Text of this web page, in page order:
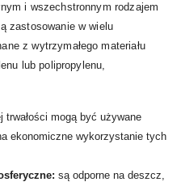
i wszechstronnym rodzajem
zastosowanie w wielu
z wytrzymałego materiału
lub polipropylenu,
trwałości mogą być używane
ekonomiczne wykorzystanie tych
są odporne na deszcz,